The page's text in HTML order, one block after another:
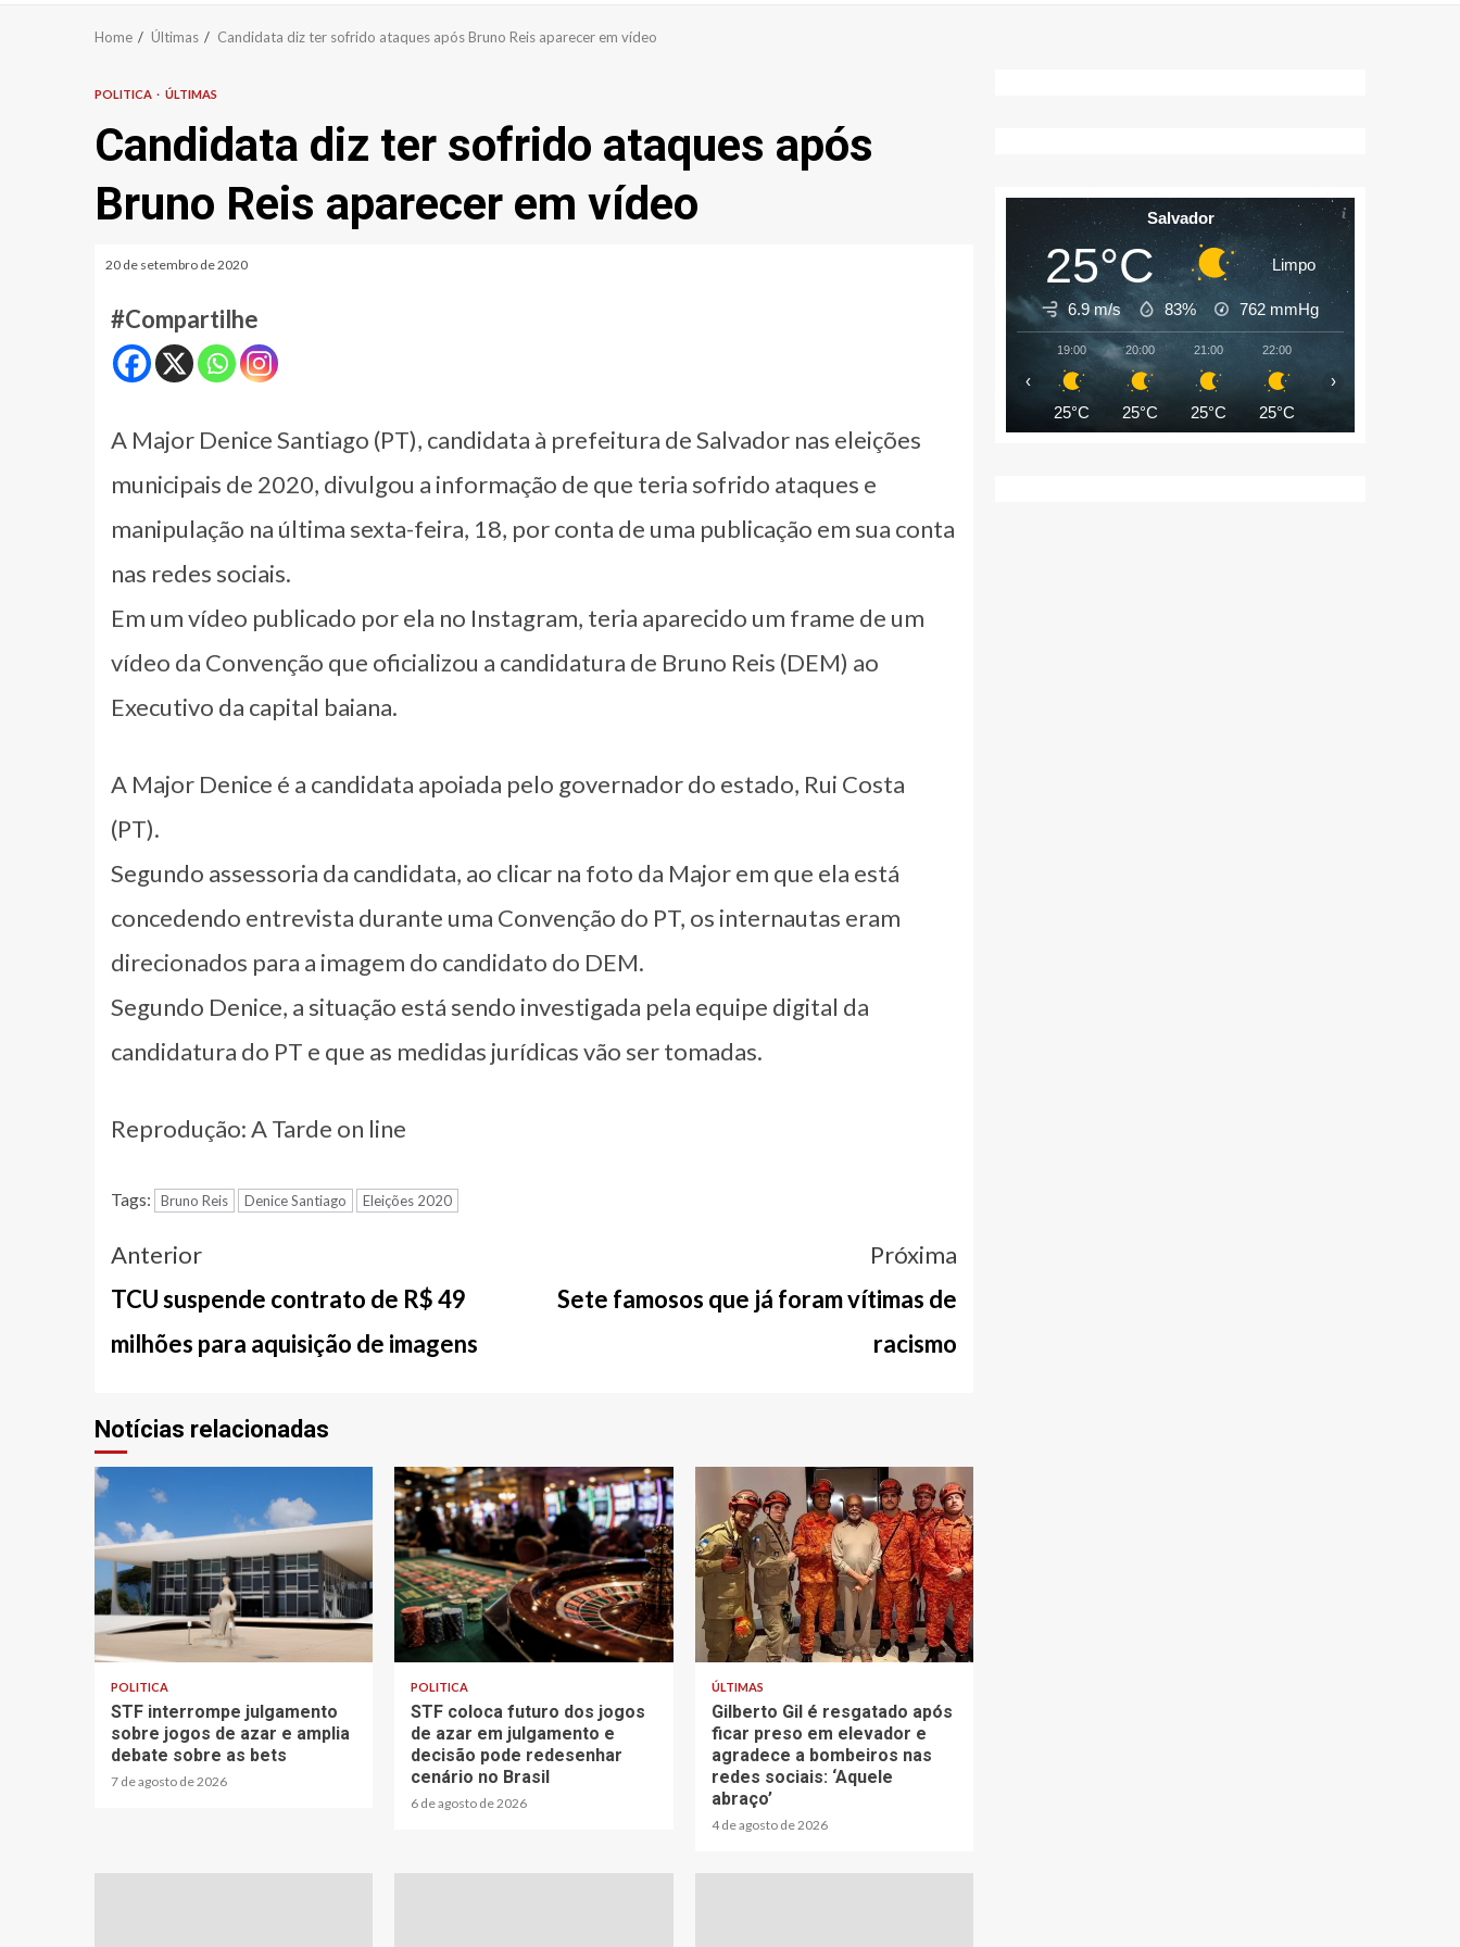
Home Últimas Candidata diz ter sofrido ataques após Bruno Reis aparecer em vídeo
POLITICA ÚLTIMAS
Candidata diz ter sofrido ataques após
Bruno Reis aparecer em vídeo
20 de setembro de 2020
#Compartilhe
A Major Denice Santiago (PT), candidata à prefeitura de Salvador nas eleições
municipais de 2020, divulgou a informação de que teria sofrido ataques e
manipulação na última sexta-feira, 18, por conta de uma publicação em sua conta
nas redes sociais.
Em um vídeo publicado por ela no Instagram, teria aparecido um frame de um
vídeo da Convenção que oficializou a candidatura de Bruno Reis (DEM) ao
Executivo da capital baiana.
A Major Denice é a candidata apoiada pelo governador do estado, Rui Costa
(PT).
Segundo assessoria da candidata, ao clicar na foto da Major em que ela está
concedendo entrevista durante uma Convenção do PT, os internautas eram
direcionados para a imagem do candidato do DEM.
Segundo Denice, a situação está sendo investigada pela equipe digital da
candidatura do PT e que as medidas jurídicas vão ser tomadas.
Reprodução: A Tarde on line
Tags: Bruno Reis Denice Santiago Eleições 2020
Navegação
entre
notícias
Anterior
TCU suspende contrato de R$ 49
milhões para aquisição de imagens
Próxima
Sete famosos que já foram vítimas de
racismo
Notícias relacionadas
2 min read
POLITICA
STF interrompe julgamento
sobre jogos de azar e amplia
debate sobre as bets
7 de agosto de 2026
3 min read
POLITICA
STF coloca futuro dos jogos
de azar em julgamento e
decisão pode redesenhar
cenário no Brasil
6 de agosto de 2026
1 min read
ÚLTIMAS
Gilberto Gil é resgatado após
ficar preso em elevador e
agradece a bombeiros nas
redes sociais: ‘Aquele
abraço’
4 de agosto de 2026
Salvador
25°C Limpo
6.9 m/s 83% 762 mmHg
19:00
25°C
20:00
25°C
21:00
25°C
22:00
25°C
‹ ›